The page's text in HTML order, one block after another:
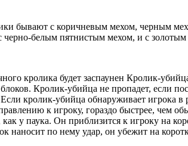
бывают с коричневым мехом, черным
белым пятнистым мехом, и с
кролика будет заспаунен Кролик-
Кролик-убийца не пропадет, если
кролик-убийца обнаруживает игрока в
к игроку, гораздо быстрее, чем
у паука. Он приблизится к игроку на
наносит по нему удар, он убежит на